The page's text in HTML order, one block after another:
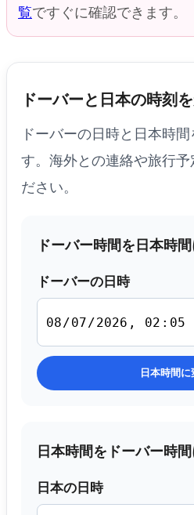
覧ですぐに確認できます。
ドーバーと日本の時刻
ドーバーの日時と日本時
す。海外との連絡や旅行予
ださい。
ドーバー時間を日本時
ドーバーの日時
日本時間に
日本時間をドーバー時
日本の日時